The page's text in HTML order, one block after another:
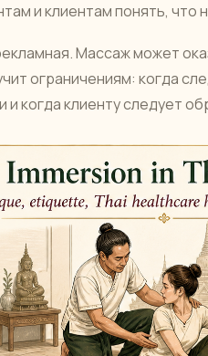
и клиентам понять,
Массаж может
ограничениям: когда
и когда клиенту следует